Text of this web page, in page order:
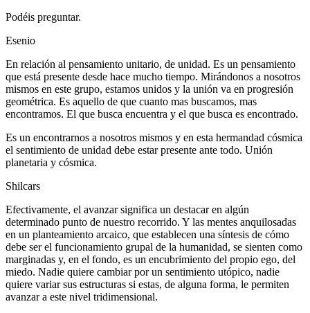
Podéis preguntar.
Esenio
En relación al pensamiento unitario, de unidad. Es un pensamiento
que está presente desde hace mucho tiempo. Mirándonos a nosotros
mismos en este grupo, estamos unidos y la unión va en progresión
geométrica. Es aquello de que cuanto mas buscamos, mas
encontramos. El que busca encuentra y el que busca es encontrado.
Es un encontrarnos a nosotros mismos y en esta hermandad cósmica
el sentimiento de unidad debe estar presente ante todo. Unión
planetaria y cósmica.
Shilcars
Efectivamente, el avanzar significa un destacar en algún
determinado punto de nuestro recorrido. Y las mentes anquilosadas
en un planteamiento arcaico, que establecen una síntesis de cómo
debe ser el funcionamiento grupal de la humanidad, se sienten como
marginadas y, en el fondo, es un encubrimiento del propio ego, del
miedo. Nadie quiere cambiar por un sentimiento utópico, nadie
quiere variar sus estructuras si estas, de alguna forma, le permiten
avanzar a este nivel tridimensional.